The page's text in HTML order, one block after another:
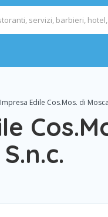
Impresa Edile Cos.Mos. di